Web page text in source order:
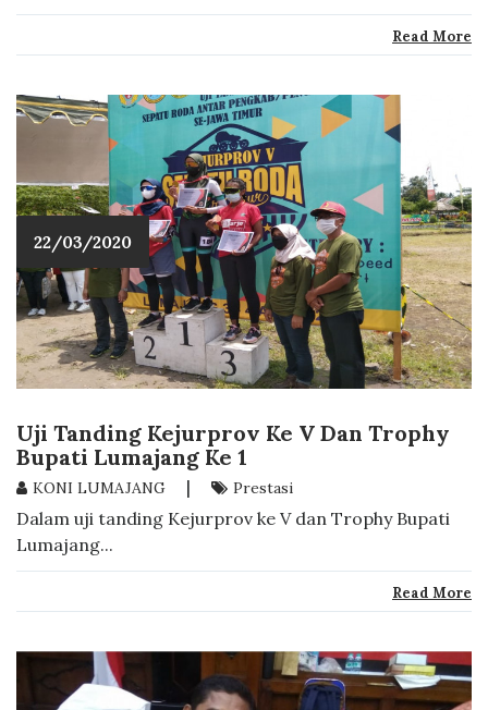
Read More
22/03/2020
Uji Tanding Kejurprov Ke V Dan Trophy
Bupati Lumajang Ke 1
KONI LUMAJANG | Prestasi
Dalam uji tanding Kejurprov ke V dan Trophy Bupati
Lumajang...
Read More